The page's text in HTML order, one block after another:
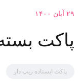
۲۹ آبان ۱۴۰۰
پاکت
پاکت ایستاده زیپ دار